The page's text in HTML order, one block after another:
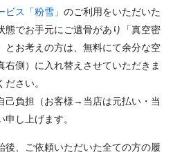
ス「粉雪」 のご利用をいただいた
態でお手元にご遺骨があり「真空密
お考えの方は、無料にて余分な空
側）に入れ替えさせていただきま
さい。
己負担（お客様→当店は元払い・当
し上げます。
後、ご依頼いただいた全ての方の履